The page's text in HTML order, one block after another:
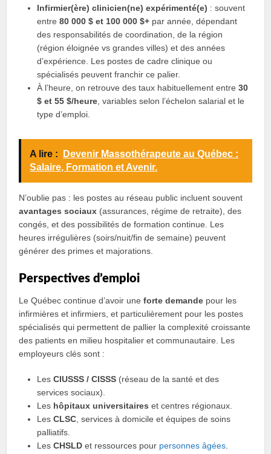
Infirmier(ère) clinicien(ne) expérimenté(e) : souvent
entre80 000 $ et 100 000 $+ par année, dépendant
des responsabilités de coordination, de la région
(région éloignée vs grandes villes) et des années
d’expérience. Les postes de cadre clinique ou
spécialisés peuvent franchir ce palier.
À l’heure, on retrouve des taux habituellement entre30
$ et 55 $/heure , variables selon l’échelon salarial et le
type d’emploi.
A lire :
Devenir Massothérapeute au Québec :
Salaire, Formation et Avenir.
N’oublie pas : les postes au réseau public incluent souvent
avantages sociaux (assurances, régime de retraite), des
congés, et des possibilités de formation continue. Les
heures irrégulières (soirs/nuit/fin de semaine) peuvent
générer des primes et majorations.
Perspectives d’emploi
Le Québec continue d’avoir uneforte demande pour les
infirmières et infirmiers, et particulièrement pour les postes
spécialisés qui permettent de pallier la complexité croissante
des patients en milieu hospitalier et communautaire. Les
employeurs clés sont :
LesCIUSSS / CISSS (réseau de la santé et des
services sociaux).
Les hôpitaux universitaires et centres régionaux.
LesCLSC , services à domicile et équipes de soins
palliatifs.
LesCHSLD et ressources pour personnes âgées